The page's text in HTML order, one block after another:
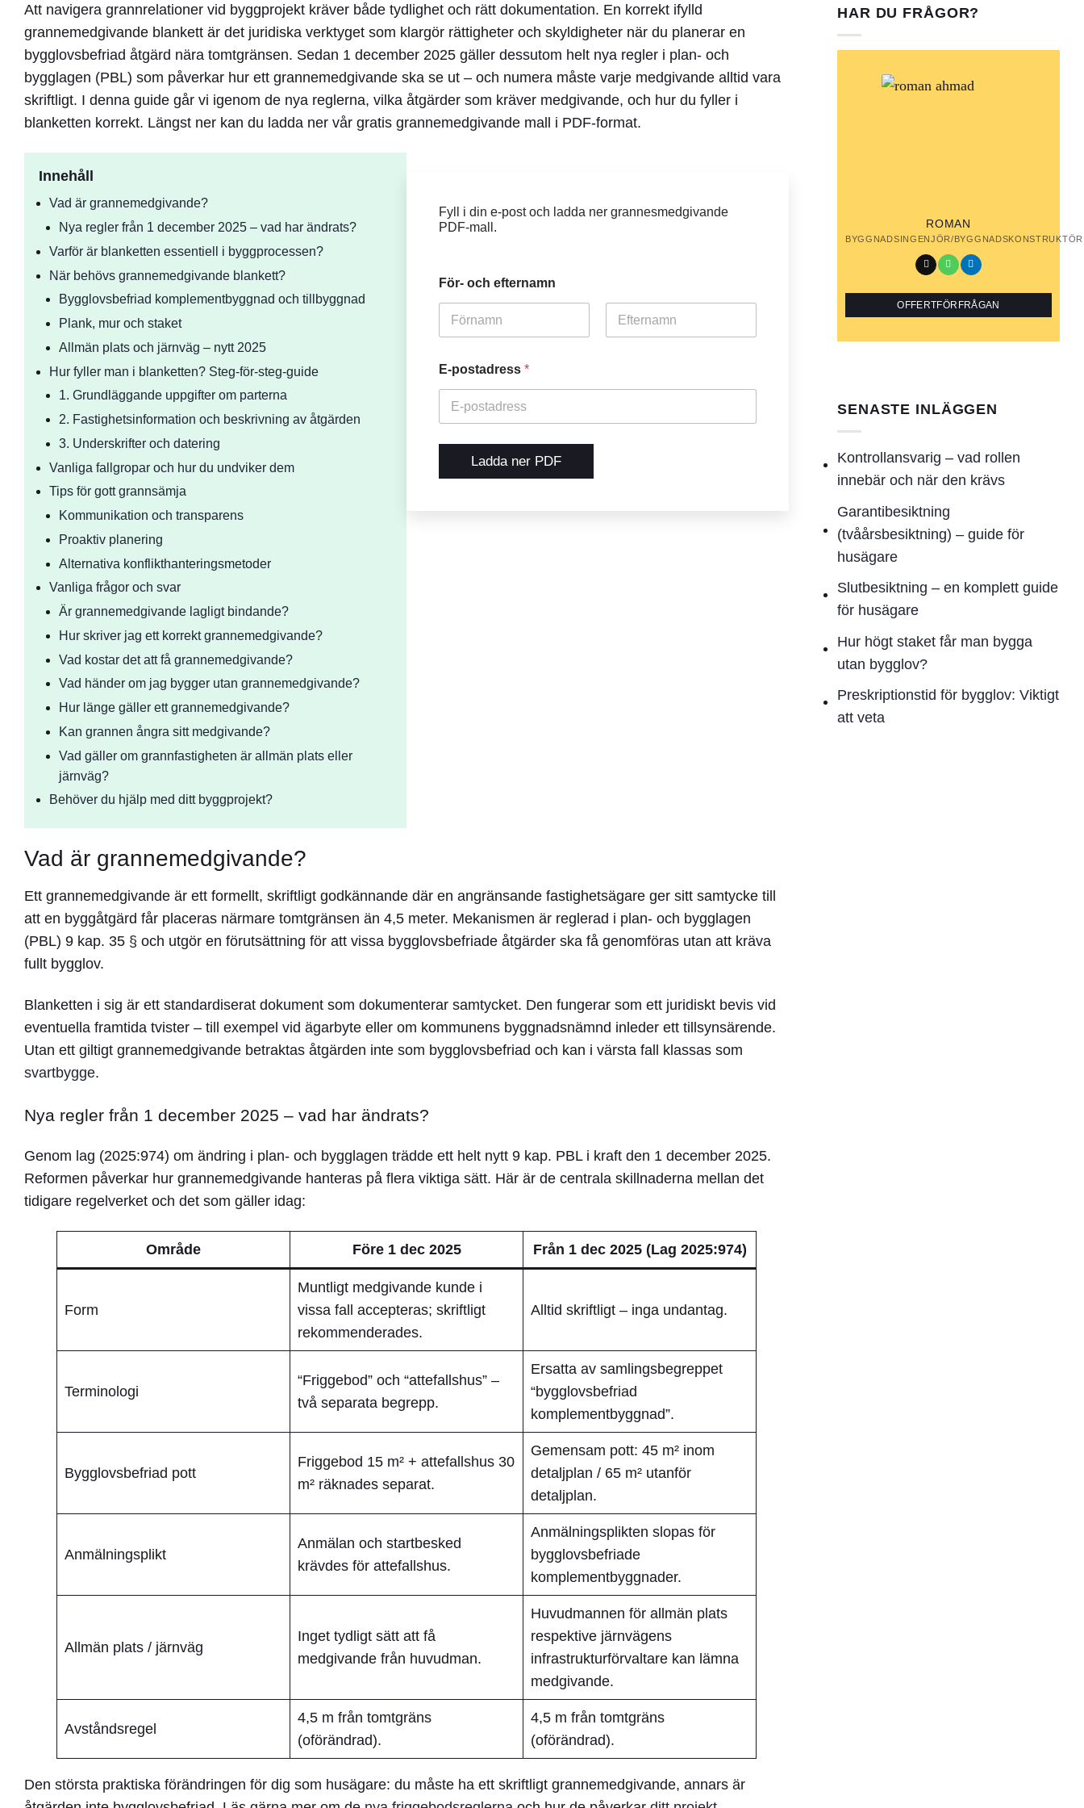
Att navigera grannrelationer vid byggprojekt kräver både tydlighet och rätt dokumentation. En korrekt ifylld
grannemedgivande blankett är det juridiska verktyget som klargör rättigheter och skyldigheter när du planerar en
bygglovsbefriad åtgärd nära tomtgränsen. Sedan 1 december 2025 gäller dessutom helt nya regler i plan- och
bygglagen (PBL) som påverkar hur ett grannemedgivande ska se ut – och numera måste varje medgivande alltid vara
skriftligt. I denna guide går vi igenom de nya reglerna, vilka åtgärder som kräver medgivande, och hur du fyller i
blanketten korrekt. Längst ner kan du ladda ner vår gratis grannemedgivande mall i PDF-format.
Innehåll
Vad är grannemedgivande?
Nya regler från 1 december 2025 – vad har ändrats?
Varför är blanketten essentiell i byggprocessen?
När behövs grannemedgivande blankett?
Bygglovsbefriad komplementbyggnad och tillbyggnad
Plank, mur och staket
Allmän plats och järnväg – nytt 2025
Hur fyller man i blanketten? Steg-för-steg-guide
1. Grundläggande uppgifter om parterna
2. Fastighetsinformation och beskrivning av åtgärden
3. Underskrifter och datering
Vanliga fallgropar och hur du undviker dem
Tips för gott grannsämja
Kommunikation och transparens
Proaktiv planering
Alternativa konflikthanteringsmetoder
Vanliga frågor och svar
Är grannemedgivande lagligt bindande?
Hur skriver jag ett korrekt grannemedgivande?
Vad kostar det att få grannemedgivande?
Vad händer om jag bygger utan grannemedgivande?
Hur länge gäller ett grannemedgivande?
Kan grannen ångra sitt medgivande?
Vad gäller om grannfastigheten är allmän plats eller
järnväg?
Behöver du hjälp med ditt byggprojekt?
Fyll i din e‑post och ladda ner grannesmedgivande
PDF‑mall.
För- och efternamn
E-postadress *
Ladda ner PDF
Vad är grannemedgivande?
Ett grannemedgivande är ett formellt, skriftligt godkännande där en angränsande fastighetsägare ger sitt samtycke till
att en byggåtgärd får placeras närmare tomtgränsen än 4,5 meter. Mekanismen är reglerad i plan- och bygglagen
(PBL) 9 kap. 35 § och utgör en förutsättning för att vissa bygglovsbefriade åtgärder ska få genomföras utan att kräva
fullt bygglov.
Blanketten i sig är ett standardiserat dokument som dokumenterar samtycket. Den fungerar som ett juridiskt bevis vid
eventuella framtida tvister – till exempel vid ägarbyte eller om kommunens byggnadsnämnd inleder ett tillsynsärende.
Utan ett giltigt grannemedgivande betraktas åtgärden inte som bygglovsbefriad och kan i värsta fall klassas som
svartbygge.
Nya regler från 1 december 2025 – vad har ändrats?
Genom lag (2025:974) om ändring i plan- och bygglagen trädde ett helt nytt 9 kap. PBL i kraft den 1 december 2025.
Reformen påverkar hur grannemedgivande hanteras på flera viktiga sätt. Här är de centrala skillnaderna mellan det
tidigare regelverket och det som gäller idag:
Område Före 1 dec 2025 Från 1 dec 2025 (Lag 2025:974)
Form
Muntligt medgivande kunde i
vissa fall accepteras; skriftligt
rekommenderades.
Alltid skriftligt– inga undantag.
Terminologi
“Friggebod” och “attefallshus” –
två separata begrepp.
Ersatta av samlingsbegreppet
“bygglovsbefriad
komplementbyggnad”.
Bygglovsbefriad pott
Friggebod 15 m² + attefallshus 30
m² räknades separat.
Gemensam pott: 45 m² inom
detaljplan / 65 m² utanför
detaljplan.
Anmälningsplikt
Anmälan och startbesked
krävdes för attefallshus.
Anmälningsplikten slopasför
bygglovsbefriade
komplementbyggnader.
Allmän plats / järnväg
Inget tydligt sätt att få
medgivande från huvudman.
Huvudmannen för allmän plats
respektive järnvägens
infrastrukturförvaltarekan lämna
medgivande.
Avståndsregel
4,5 m från tomtgräns
(oförändrad).
4,5 m från tomtgräns
(oförändrad).
Den största praktiska förändringen för dig som husägare: du måste ha ett skriftligt grannemedgivande, annars är
HAR DU FRÅGOR?
ROMAN
BYGGNADSINGENJÖR/BYGGNADSKONSTRUKTÖR
OFFERTFÖRFRÅGAN
SENASTE INLÄGGEN
Kontrollansvarig – vad rollen
innebär och när den krävs
Garantibesiktning
(tvåårsbesiktning) – guide för
husägare
Slutbesiktning – en komplett guide
för husägare
Hur högt staket får man bygga
utan bygglov?
Preskriptionstid för bygglov: Viktigt
att veta